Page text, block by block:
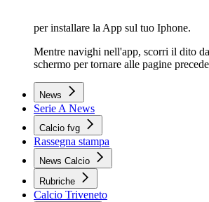
per installare la App sul tuo Iphone.
Mentre navighi nell'app, scorri il dito
schermo per tornare alle pagine
News
Serie A News
Calcio fvg
Rassegna stampa
News Calcio
Rubriche
Calcio Triveneto